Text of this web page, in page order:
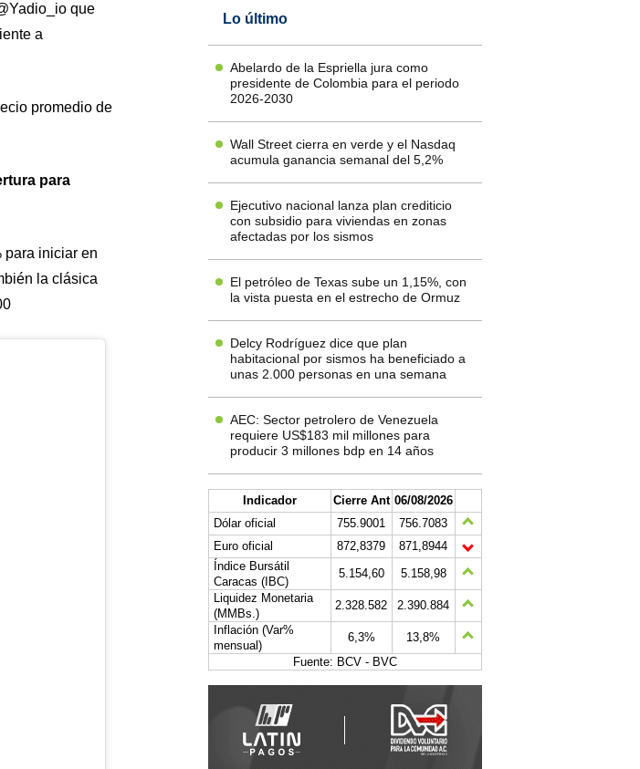
que
a
promedio de
para
para iniciar en
la clásica
Lo último
Abelardo de la Espriella jura como
presidente de Colombia para el periodo
2026-2030
Wall Street cierra en verde y el Nasdaq
acumula ganancia semanal del 5,2%
Ejecutivo nacional lanza plan crediticio
con subsidio para viviendas en zonas
afectadas por los sismos
El petróleo de Texas sube un 1,15%, con
la vista puesta en el estrecho de Ormuz
Delcy Rodríguez dice que plan
habitacional por sismos ha beneficiado a
unas 2.000 personas en una semana
AEC: Sector petrolero de Venezuela
requiere US$183 mil millones para
producir 3 millones bdp en 14 años
Indicador Cierre Ant 06/08/2026
Dólar oficial
755.9001
756.7083
Euro oficial
872,8379
871,8944
Índice Bursátil
Caracas (IBC)
5.154,60
5.158,98
Liquidez Monetaria
(MMBs.)
2.328.582
2.390.884
Inflación (Var%
mensual)
6,3%
13,8%
Fuente: BCV - BVC